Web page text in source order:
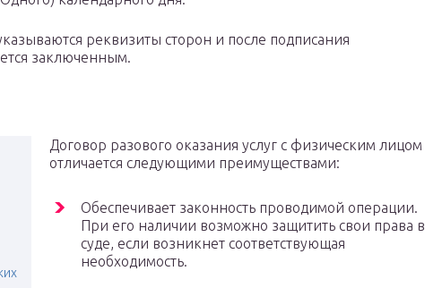
реквизиты сторон и после подписания
заключенным.
Договор разового оказания услуг с физическим лицом
отличается следующими преимуществами:
Обеспечивает законность проводимой операции.
При его наличии возможно защитить свои права в
суде, если возникнет соответствующая
необходимость.